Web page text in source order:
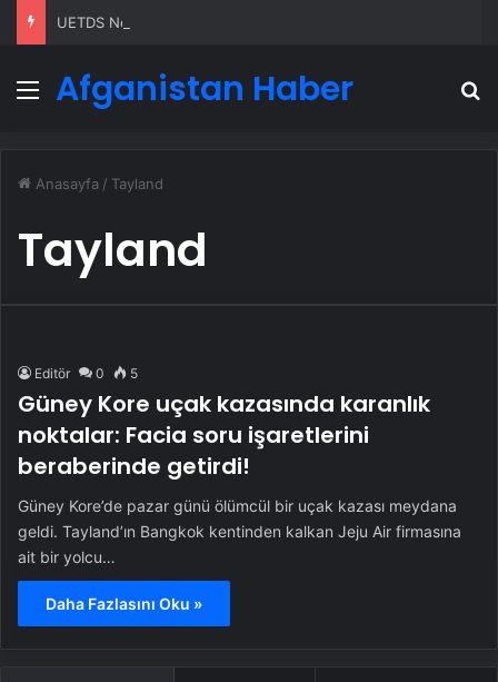
Menü
Afganistan Haber
Anasayfa / Tayland
Tayland
Editör 0 5
Güney Kore uçak kazasında karanlık
noktalar: Facia soru işaretlerini
beraberinde getirdi!
Güney Kore’de pazar günü ölümcül bir uçak kazası meydana
geldi. Tayland’ın Bangkok kentinden kalkan Jeju Air firmasına
ait bir yolcu…
Daha Fazlasını Oku »